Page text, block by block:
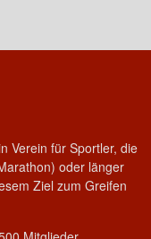
Verein für Sportler, die
oder länger
Ziel zum Greifen